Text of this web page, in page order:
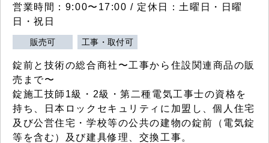
営業時間：9:00〜17:00 / 定休日：土曜日・日曜
日・祝日
販売可 工事・取付可
錠前と技術の総合商社〜工事から住設関連商品の販
売まで〜
錠施工技師1級・2級・第二種電気工事士の資格を
持ち、日本ロックセキュリティに加盟し、個人住宅
及び公営住宅・学校等の公共の建物の錠前（電気錠
等を含む）及び建具修理、交換工事。